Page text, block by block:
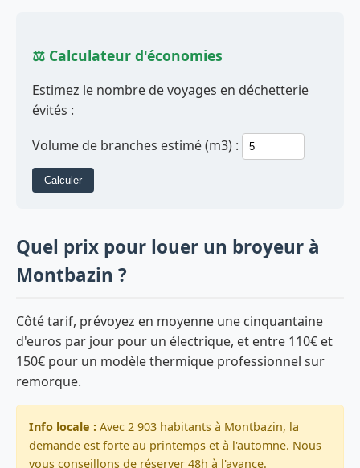
⚖️ Calculateur d'économies
Estimez le nombre de voyages en déchetterie
évités :
Volume de branches estimé (m3) :
Calculer
Quel prix pour louer un broyeur à
Montbazin ?
Côté tarif, prévoyez en moyenne une cinquantaine
d'euros par jour pour un électrique, et entre 110€ et
150€ pour un modèle thermique professionnel sur
remorque.
Info locale : Avec 2 903 habitants à Montbazin, la
demande est forte au printemps et à l'automne. Nous
vous conseillons de réserver 48h à l'avance.